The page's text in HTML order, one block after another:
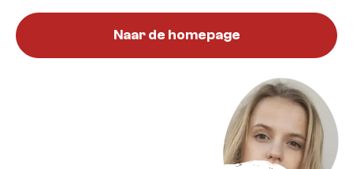
Naar de homepage